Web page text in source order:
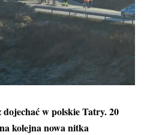
w polskie Tatry. 20
kolejna nowa nitka